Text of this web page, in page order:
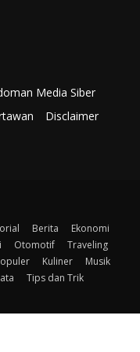
Media Siber
Disclaimer
Berita
Ekonomi
Otomotif
Traveling
Kuliner
Musik
Tips dan Trik